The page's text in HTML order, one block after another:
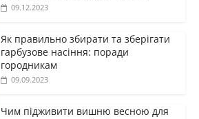
09.12.2023
Як правильно збирати та зберігати
гарбузове насіння: поради
городникам
09.09.2023
Чим підживити вишню весною для